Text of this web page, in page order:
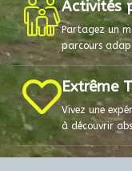
Activités
Partagez un
parcours
Extrême
Vivez une
à découvrir